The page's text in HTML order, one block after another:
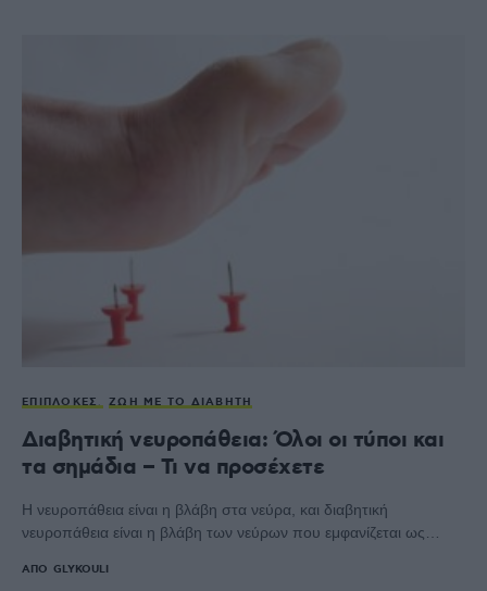
ΕΠΙΠΛΟΚΈΣ ΖΩΉ ΜΕ ΤΟ ΔΙΑΒΉΤΗ
Διαβητική νευροπάθεια: Όλοι οι τύποι και
τα σημάδια – Τι να προσέχετε
Η νευροπάθεια είναι η βλάβη στα νεύρα, και διαβητική
νευροπάθεια είναι η βλάβη των νεύρων που εμφανίζεται ως…
ΑΠΌ GLYKOULI